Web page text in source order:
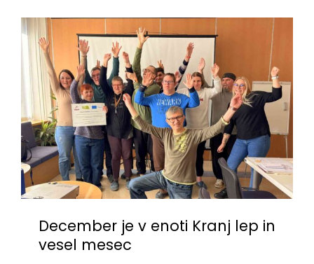
December je v enoti Kranj lep in
vesel mesec